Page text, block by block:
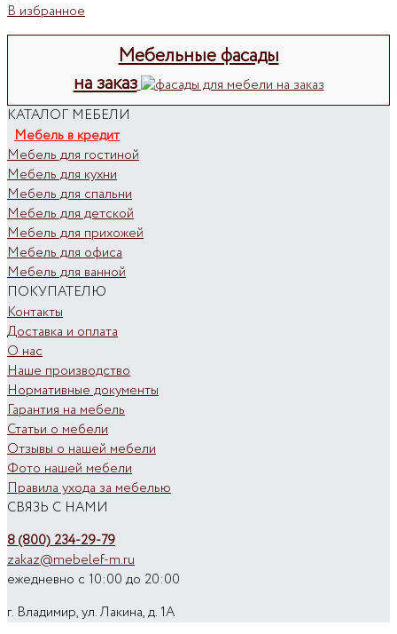
В избранное
Мебельные фасады
на заказ
КАТАЛОГ МЕБЕЛИ
Мебель в кредит
Мебель для гостиной
Мебель для кухни
Мебель для спальни
Мебель для детской
Мебель для прихожей
Мебель для офиса
Мебель для ванной
ПОКУПАТЕЛЮ
Контакты
Доставка и оплата
О нас
Наше производство
Нормативные документы
Гарантия на мебель
Статьи о мебели
Отзывы о нашей мебели
Фото нашей мебели
Правила ухода за мебелью
СВЯЗЬ С НАМИ
8 (800) 234-29-79
zakaz@mebelef-m.ru
ежедневно с 10:00 до 20:00
г. Владимир, ул. Лакина, д. 1А